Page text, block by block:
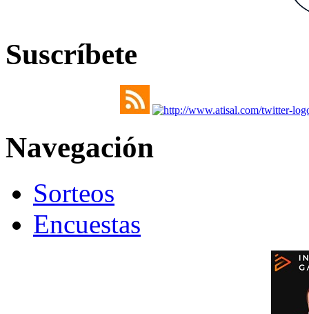
Suscríbete
Navegación
Sorteos
Encuestas